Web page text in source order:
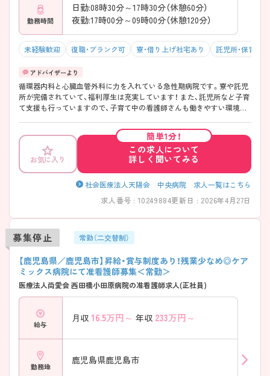
勤務時間
日勤:08時30分～17時30分（休憩60分）
夜勤:17時00分～09時00分（休憩120分）
未経験歓迎 復職・ブランク可 寮・借り上げ社宅あり 託児所・保育支
循環器内科と心臓血管外科に力を入れている急性期病院です。寮や託児
所が完備されていて、福利厚生は充実しています！ また、託児所など子育
て支援も行っていますので、子育て中の看護師さんも働きやすい環境で
よ！
お気に入り
簡単1分！
この求人について
詳しく聞いてみる
社会医療法人天陽会 中央病院 求人一覧はこちら
求人番号 : 10249884更新日 : 2026年4月27日
募集停止 常勤（二交替制）
【鹿児島県／鹿児島市】昇給・賞与制度あり！残業少なめ◎ケア
ミックス病院にて准看護師募集＜常勤＞
医療法人尚愛会 西田橋小田原病院の准看護師求人(正社員)
給与
月収 16.5万円～ 年収 233万円～
勤務地
鹿児島県鹿児島市